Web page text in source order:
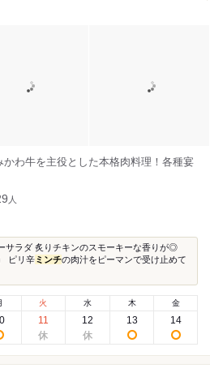
かわ牛を主役とした本格肉料理！各種宴
人
サラダ 炙りチキンのスモーキーな香りが◎
ピリ辛ミンチの肉汁をピーマンで受け止めて
火
11
水
12
木
13
金
14